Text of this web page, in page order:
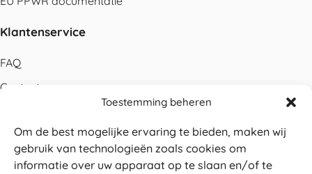
Toestemming beheren
Om de best mogelijke ervaring te bieden, maken wij
gebruik van technologieën zoals cookies om
informatie over uw apparaat op te slaan en/of te
Klantenservice
FAQ
Contact
Betalen
Levering